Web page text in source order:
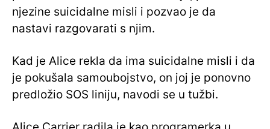
njezine suicidalne misli i pozvao je da
nastavi razgovarati s njim.
Kad je Alice rekla da ima suicidalne misli i da
je pokušala samoubojstvo, on joj je ponovno
predložio SOS liniju, navodi se u tužbi.